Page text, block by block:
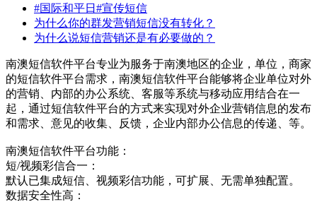
#国际和平日#宣传短信
为什么你的群发营销短信没有转化？
为什么说短信营销还是有必要做的？
南澳短信软件平台专业为服务于南澳地区的企业，单位，商家
的短信软件平台需求，南澳短信软件平台能够将企业单位对外
的营销、内部的办公系统、客服等系统与移动应用结合在一
起，通过短信软件平台的方式来实现对外企业营销信息的发布
和需求、意见的收集、反馈，企业内部办公信息的传递、等。
南澳短信软件平台功能：
短/视频彩信合一：
默认已集成短信、视频彩信功能，可扩展、无需单独配置。
数据安全性高：